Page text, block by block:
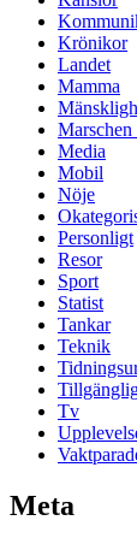
Krönikor
Landet
Mamma
Media
Mobil
Nöje
Personligt
Resor
Sport
Statist
Tankar
Teknik
Tv
Meta